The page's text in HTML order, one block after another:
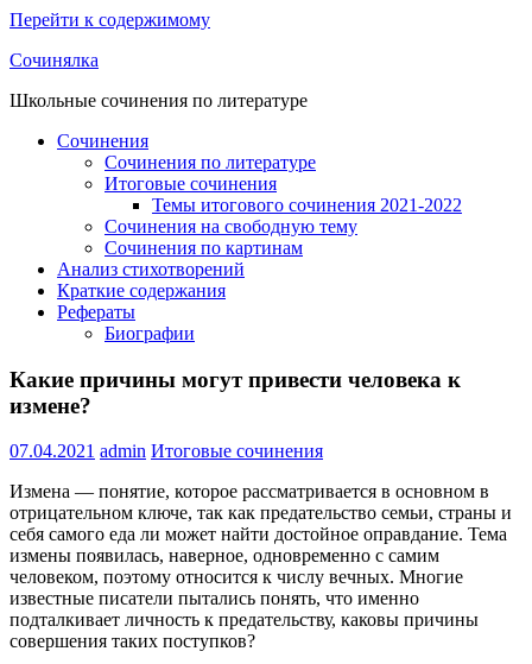
Перейти к содержимому
Сочинялка
Школьные сочинения по литературе
Сочинения
Сочинения по литературе
Итоговые сочинения
Темы итогового сочинения 2021-2022
Сочинения на свободную тему
Сочинения по картинам
Анализ стихотворений
Краткие содержания
Рефераты
Биографии
Какие причины могут привести человека к
измене?
07.04.2021 admin Итоговые сочинения
Измена — понятие, которое рассматривается в основном в
отрицательном ключе, так как предательство семьи, страны и
себя самого еда ли может найти достойное оправдание. Тема
измены появилась, наверное, одновременно с самим
человеком, поэтому относится к числу вечных. Многие
известные писатели пытались понять, что именно
подталкивает личность к предательству, каковы причины
совершения таких поступков?